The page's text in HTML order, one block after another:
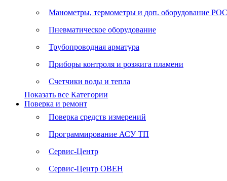
Манометры, термометры и доп. оборудование
Пневматическое оборудование
Трубопроводная арматура
Приборы контроля и розжига пламени
Счетчики воды и тепла
Показать все Категории
Поверка и ремонт
Поверка средств измерений
Программирование АСУ ТП
Сервис-Центр
Сервис-Центр ОВЕН